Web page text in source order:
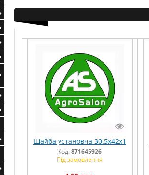
Шайба установча 30.5х42х1
Код:871645926
Під замовлення